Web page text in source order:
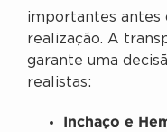
importantes antes
realização. A
garante uma
realistas:
Inchaço e